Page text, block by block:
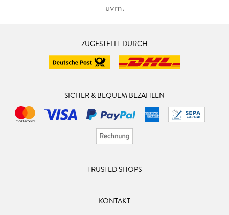
uvm.
ZUGESTELLT DURCH
SICHER & BEQUEM BEZAHLEN
TRUSTED SHOPS
KONTAKT